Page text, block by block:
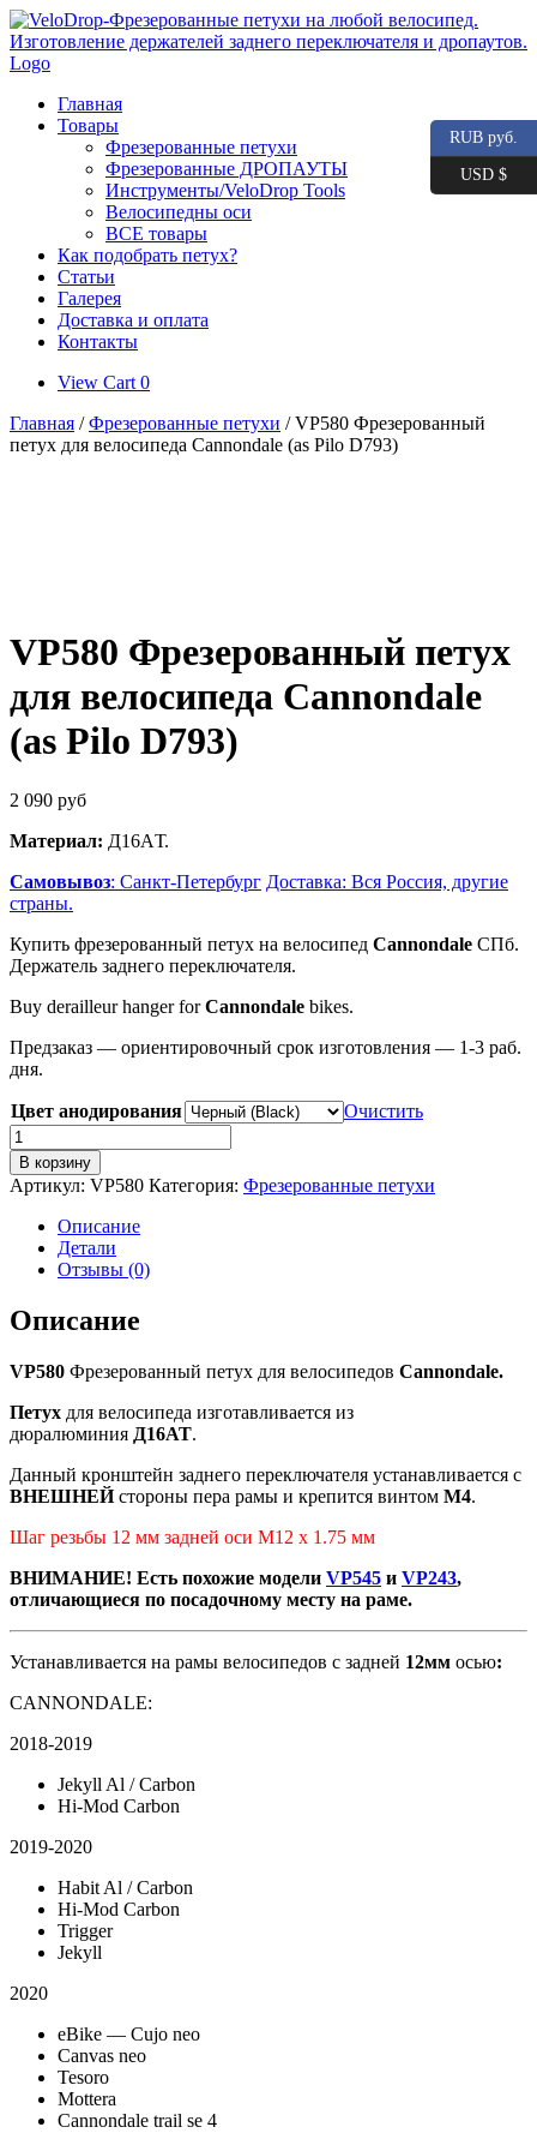
Skip
to
content
Главная
Товары
Фрезерованные петухи
Фрезерованные ДРОПАУТЫ
Инструменты/VeloDrop Tools
Велосипедны оси
ВСЕ товары
Как подобрать петух?
Статьи
Галерея
Доставка и оплата
Контакты
View
cart
View Cart 0
Главная /Фрезерованные петухи / VP580 Фрезерованный
петух для велосипеда Cannondale (as Pilo D793)
VP580 Фрезерованный петух
для велосипеда Cannondale
(as Pilo D793)
2 090 руб
Материал: Д16AТ.
Самовывоз: Санкт-Петербург Доставка: Вся Россия, другие
страны.
Купить фрезерованный петух на велосипед Cannondale СПб.
Держатель заднего переключателя.
Buy derailleur hanger forCannondale bikes.
Предзаказ — ориентировочный срок изготовления — 1-3 раб.
дня.
Цвет анодирования
Очистить
Количество
товара
VP580
Фрезерованный
петух
велосипеда
Cannondale
(as
Pilo
В корзину
Артикул: VP580 Категория: Фрезерованные петухи
Описание
Детали
Отзывы (0)
Описание
VP580 Фрезерованный петух для велосипедов Cannondale.
Петух для велосипеда изготавливается из
дюралюминия Д16АТ.
Данный кронштейн заднего переключателя устанавливается с
ВНЕШНЕЙстороны пера рамы и крепится винтом М4.
Шаг резьбы 12 мм задней оси М12 х 1.75 мм
ВНИМАНИЕ! Есть похожие модели VP545 и VP243,
отличающиеся по посадочному месту на раме.
Устанавливается на рамы велосипедов с задней 12мм осью:
CANNONDALE:
2018-2019
Jekyll Al / Carbon
Hi-Mod Carbon
2019-2020
Habit Al / Carbon
Hi-Mod Carbon
Trigger
Jekyll
2020
eBike — Cujo neo
Canvas neo
Tesoro
Mottera
Cannondale trail se 4
RUB руб.
USD $